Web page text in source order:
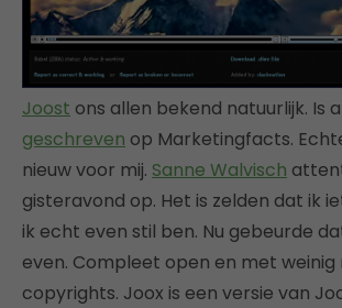
Joost ons allen bekend natuurlijk. Is
geschreven op Marketingfacts.
nieuw voor mij. Sanne Walvisch
gisteravond op. Het is zelden dat ik
ik echt even stil ben. Nu gebeurde
even. Compleet open en met
copyrights. Joox is een versie van